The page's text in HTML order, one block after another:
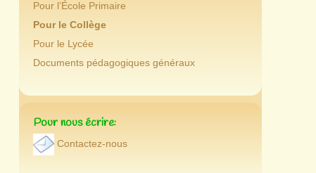
Pour l’École Primaire
Pour le Collège
Pour le Lycée
Documents pédagogiques généraux
Pour nous écrire:
Contactez-nous